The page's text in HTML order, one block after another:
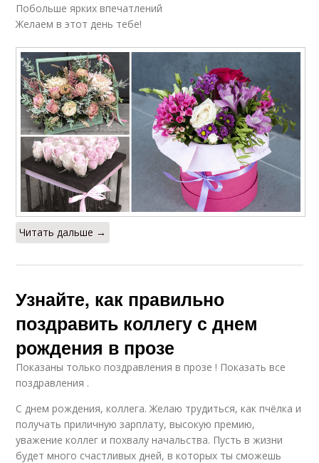
Побольше ярких впечатлений
Желаем в этот день тебе!
Читать дальше →
Узнайте, как правильно
поздравить коллегу с днем
рождения в прозе
Показаны только поздравления в прозе ! Показать все
поздравления .
С днем рождения, коллега. Желаю трудиться, как пчёлка и
получать приличную зарплату, высокую премию,
уважение коллег и похвалу начальства. Пусть в жизни
будет много счастливых дней, в которых ты сможешь